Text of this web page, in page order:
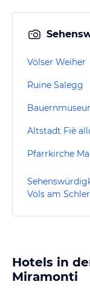
Völser Weiher
Ruine Salegg
Pfarrkirche
Völs am
Hotels in
Miramonti